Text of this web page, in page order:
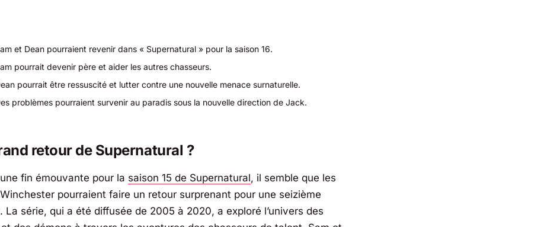
et Dean pourraient revenir dans « Supernatural » pour la saison 16.
pourrait devenir père et aider les autres chasseurs.
pourrait être ressuscité et lutter contre une nouvelle menace surnaturelle.
problèmes pourraient survenir au paradis sous la nouvelle direction de Jack.
retour de Supernatural ?
fin émouvante pour la saison 15 de Supernatural, il semble que les
pourraient faire un retour surprenant pour une seizième
La série, qui a été diffusée de 2005 à 2020, a exploré l’univers des